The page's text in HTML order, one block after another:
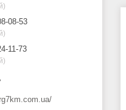
08-53
11-73